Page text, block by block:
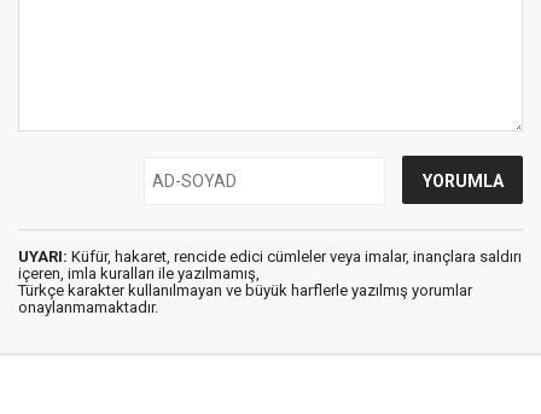
UYARI: Küfür, hakaret, rencide edici cümleler veya imalar, inançlara saldırı
içeren, imla kuralları ile yazılmamış,
Türkçe karakter kullanılmayan ve büyük harflerle yazılmış yorumlar
onaylanmamaktadır.